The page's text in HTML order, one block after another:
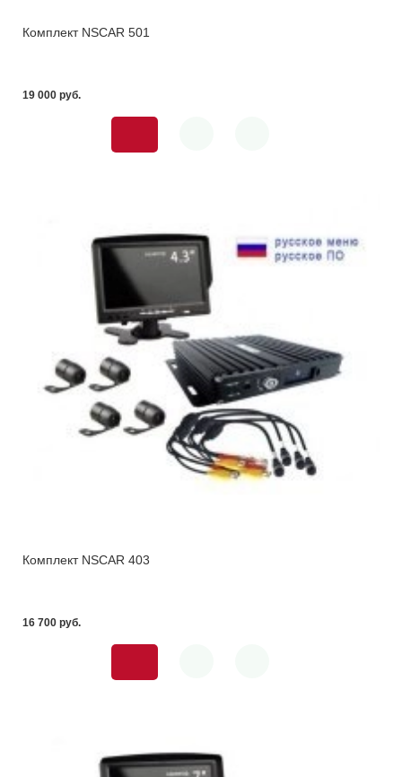
Комплект NSCAR 501
19 000 pуб.
Комплект NSCAR 403
16 700 pуб.